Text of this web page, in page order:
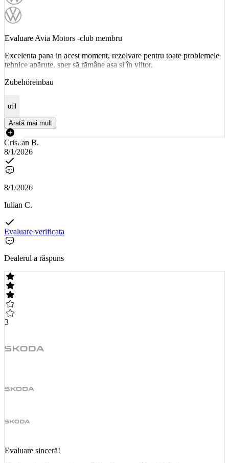
Evaluare Avia Motors -club membru
Excelenta pana in acest moment, rezolvare pentru toate problemele
tehnice apărute, sper să rămâne așa și în viitor.
Zubehöreinbau
util
Arată mai mult
Cristian B.
8/1/2026
8/1/2026
Iulian C.
Evaluare verificata
Dealerul a răspuns
3
Evaluare sinceră!